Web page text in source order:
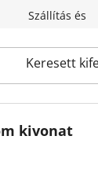
Szállítás és
kivonat